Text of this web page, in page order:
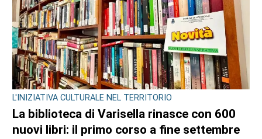
L'INIZIATIVA CULTURALE NEL TERRITORIO
La biblioteca di Varisella rinasce con 600
nuovi libri: il primo corso a fine settembre